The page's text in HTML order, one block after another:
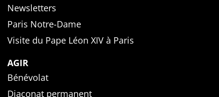
Newsletters
Paris Notre-Dame
Visite du Pape Léon XIV à Paris
AGIR
Bénévolat
Diaconat permanent